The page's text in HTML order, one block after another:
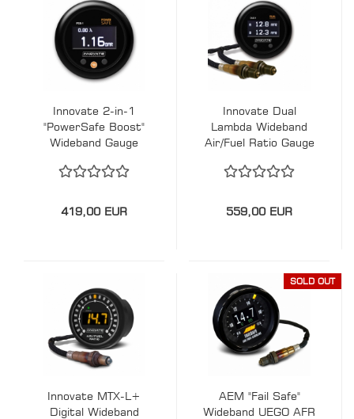
Innovate 2-in-1
"PowerSafe Boost"
Wideband Gauge
419,00 EUR
Innovate Dual
Lambda Wideband
Air/Fuel Ratio Gauge
559,00 EUR
Innovate MTX-L+
Digital Wideband
SOLD OUT
AEM "Fail Safe"
Wideband UEGO AFR